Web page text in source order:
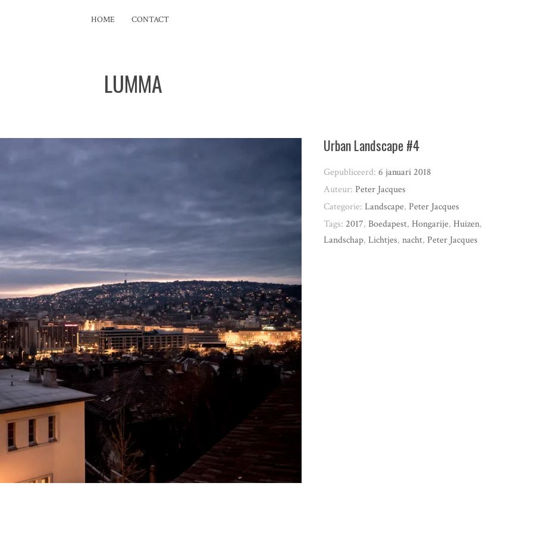
HOME CONTACT
LUMMA
Urban Landscape #4
Gepubliceerd:6 januari 2018
Auteur:Peter Jacques
Categorie:Landscape,Peter Jacques
Tags: 2017,Boedapest,Hongarije,Huizen,
Landschap,Lichtjes,nacht,Peter Jacques